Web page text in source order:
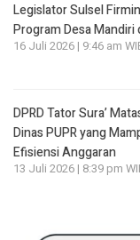
Legislator Sulsel
Program Desa Mandiri
16 Juli 2026 | 9:46 am
DPRD Tator Sura’
Dinas PUPR yang
Efisiensi Anggaran
13 Juli 2026 | 8:39 pm